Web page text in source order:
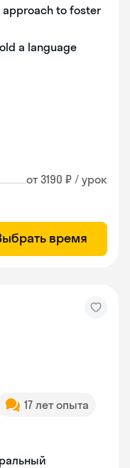
approach to foster
a language
от 3190 ₽ / урок
время
17 лет опыта